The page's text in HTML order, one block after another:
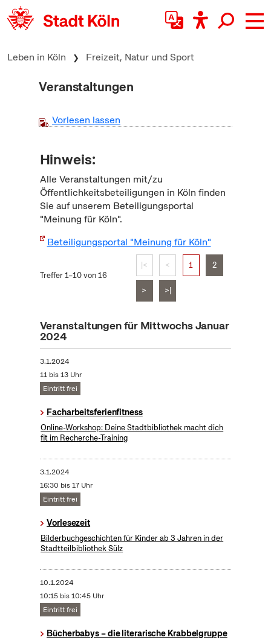
zum Inhalt springen
Leben in Köln Freizeit, Natur und Sport
Veranstaltungen
Vorlesen lassen
Hinweis:
Alle Veranstaltungen mit/zu
Öffentlichkeitsbeteiligungen in Köln finden
Sie auf unserem Beteiligungsportal
"Meinung für Köln".
Beteiligungsportal "Meinung für Köln"
Treffer 1–10 von 16
|< < 1 2
> >|
Veranstaltungen für Mittwochs Januar
2024
3.1.2024
11 bis 13 Uhr
Eintritt frei
Facharbeitsferienfitness
Online-Workshop: Deine Stadtbibliothek macht dich
fit im Recherche-Training
3.1.2024
16:30 bis 17 Uhr
Eintritt frei
Vorlesezeit
Bilderbuchgeschichten für Kinder ab 3 Jahren in der
Stadtteilbibliothek Sülz
10.1.2024
10:15 bis 10:45 Uhr
Eintritt frei
Bücherbabys – die literarische Krabbelgruppe